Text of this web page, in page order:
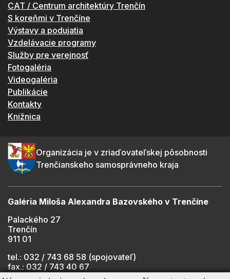
CAT / Centrum architektúry Trenčín
S koreňmi v Trenčíne
Výstavy a podujatia
Vzdelávacie programy
Služby pre verejnosť
Fotogaléria
Videogaléria
Publikácie
Kontakty
Knižnica
Organizácia je v zriaďovateľskej pôsobnosti
Trenčianskeho samosprávneho kraja
Galéria Miloša Alexandra Bazovského v Trenčíne
Palackého 27
Trenčín
911 01
tel.: 032 / 743 68 58 (spojovateľ)
fax.: 032 / 743 40 67
e-mail:
info@gmab.sk